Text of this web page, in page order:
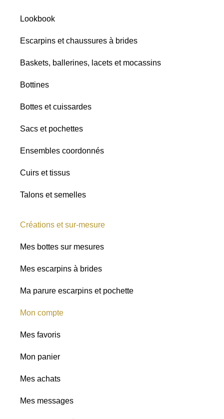
Lookbook
Escarpins et chaussures à brides
Baskets, ballerines, lacets et mocassins
Bottines
Bottes et cuissardes
Sacs et pochettes
Ensembles coordonnés
Cuirs et tissus
Talons et semelles
Créations et sur-mesure
Mes bottes sur mesures
Mes escarpins à brides
Ma parure escarpins et pochette
Mon compte
Mes favoris
Mon panier
Mes achats
Mes messages